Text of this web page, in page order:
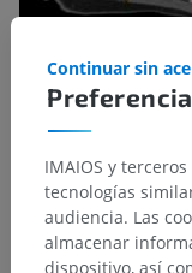
Continuar sin
IMAIOS y
tecnologías
audiencia. Las
almacenar
dispositivo, así